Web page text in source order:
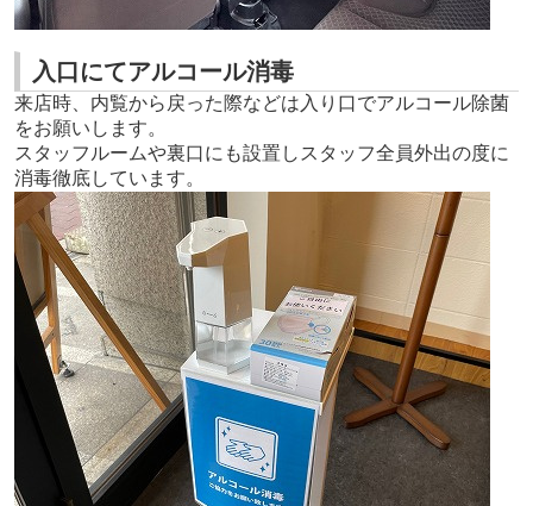
入口にてアルコール消毒
来店時、内覧から戻った際などは入り口でアルコール除菌
をお願いします。
スタッフルームや裏口にも設置しスタッフ全員外出の度に
消毒徹底しています。